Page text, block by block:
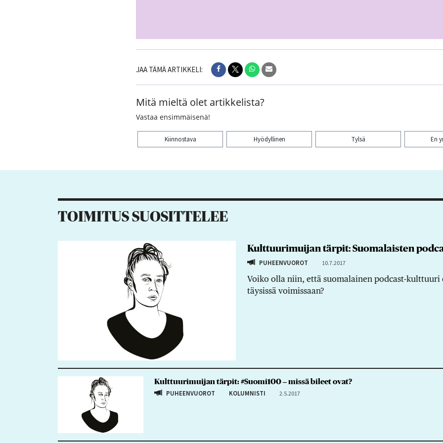
JAA TÄMÄ ARTIKKELI:
Mitä mieltä olet artikkelista?
Vastaa ensimmäisenä!
Kiinnostava Hyödyllinen Tylsä En
TOIMITUS SUOSITTELEE
Kulttuurimuijan tärpit: Suomalaisten
PUHEENVUOROT 10.7.2017
Voiko olla niin, että suomalainen podcast-
täysissä voimissaan?
Kulttuurimuijan tärpit: #Suomi100 ‒ missä bileet ovat?
PUHEENVUOROT KOLUMNISTI 2.5.2017